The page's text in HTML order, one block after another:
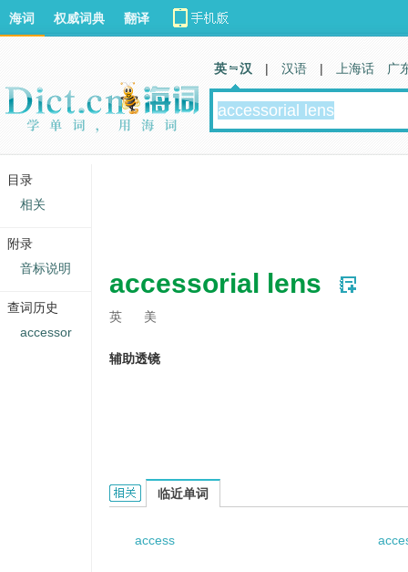
accessorial lens
英 美
辅助透镜
accessorial lens的相关资料：
临近单词
access
海词 权威词典 翻译
英 汉 | 汉语 | 上海话 广
目录
相关
附录
音标说明
查词历史
accessor